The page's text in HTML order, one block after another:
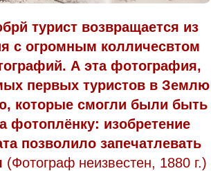
турист возвращается из
с огромным колличесвтом
А эта фотография,
первых туристов в Землю
которые смогли были быть
фотоплёнку: изобретение
позволило запечатлевать
(Фотограф неизвестен, 1880 г.)